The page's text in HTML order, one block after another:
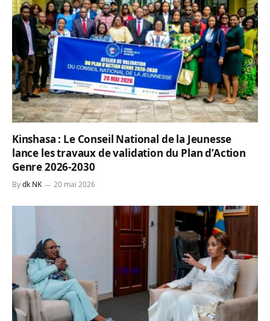
Kinshasa : Le Conseil National de la Jeunesse
lance les travaux de validation du Plan d’Action
Genre 2026-2030
Bydk NK 20 mai 2026